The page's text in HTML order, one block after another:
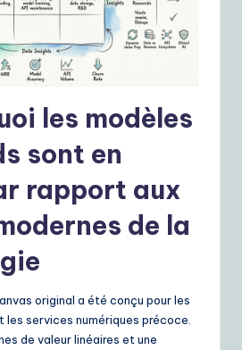
les modèles
sont en
rapport aux
de la
original a été conçu pour les
les services numériques précoce.
de valeur linéaires et une